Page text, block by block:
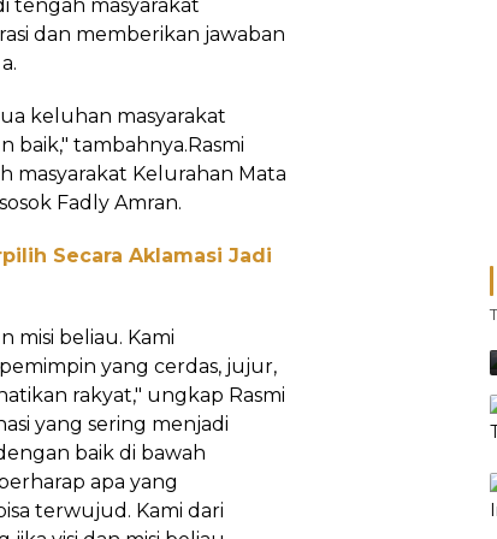
tengah masyarakat
dan memberikan jawaban
keluhan masyarakat
baik," tambahnya.Rasmi
masyarakat Kelurahan Mata
Fadly Amran.
Secara Aklamasi Jadi
misi beliau. Kami
yang cerdas, jujur,
rakyat," ungkap Rasmi
yang sering menjadi
baik di bawah
apa yang
terwujud. Kami dari